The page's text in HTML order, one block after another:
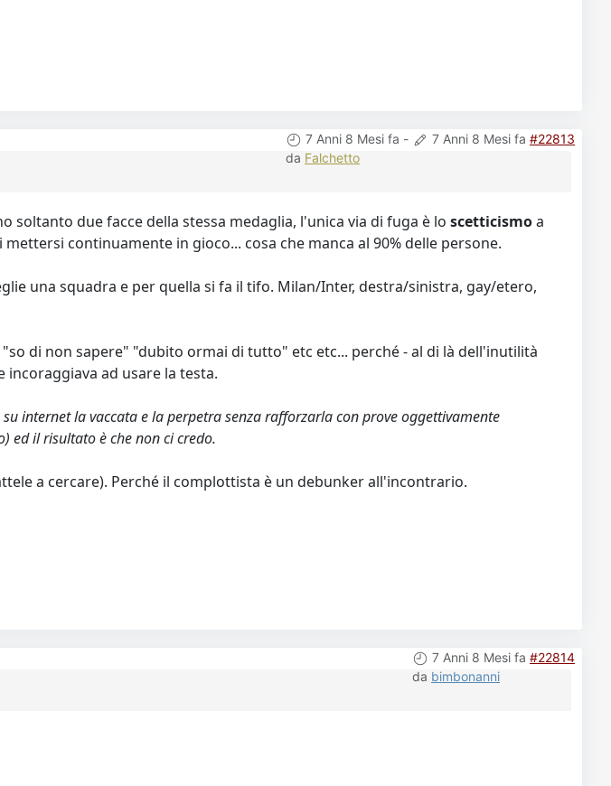
7 Anni 8 Mesi fa - 7 Anni 8 Mesi fa #22813
da Falchetto
due facce della stessa medaglia, l'unica via di fuga è lo scetticismoa
continuamente in gioco... cosa che manca al 90% delle persone.
una squadra e per quella si fa il tifo. Milan/Inter, destra/sinistra, gay/etero,
di non sapere" "dubito ormai di tutto" etc etc... perché - al di là dell'inutilità
incoraggiava ad usare la testa.
internet la vaccata e la perpetra senza rafforzarla con prove oggettivamente
ed il risultato è che non ci credo.
a cercare). Perché il complottista è un debunker all'incontrario.
7 Anni 8 Mesi fa #22814
da bimbonanni